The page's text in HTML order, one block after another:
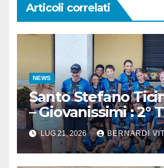
Articoli correlati
NEWS
Santo Stefano
– Giovanissimi : 2°
di Santo Stefano
LUG 21, 2026 BERNARDI